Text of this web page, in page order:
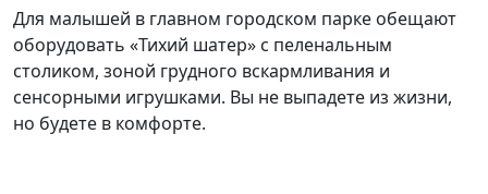
Для малышей в главном городском парке обещают
оборудовать «Тихий шатер» с пеленальным
столиком, зоной грудного вскармливания и
сенсорными игрушками. Вы не выпадете из жизни,
но будете в комфорте.